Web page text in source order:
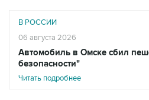
В РОССИИ
06 августа 2026
Автомобиль в Омске сбил
безопасности"
Читать подробнее